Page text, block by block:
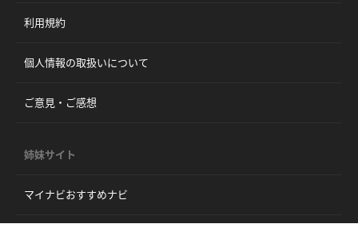
利用規約
個人情報の取扱いについて
ご意見・ご感想
姉妹サイト
マイナビおすすめナビ